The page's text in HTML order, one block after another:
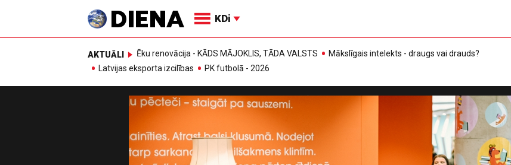
KDi
AKTUĀLI Ēku renovācija - KĀDS MĀJOKLIS, TĀDA VALSTS
Mākslīgais intelekts - draugs vai drauds?
Latvijas eksporta izcilības
PK futbolā - 2026